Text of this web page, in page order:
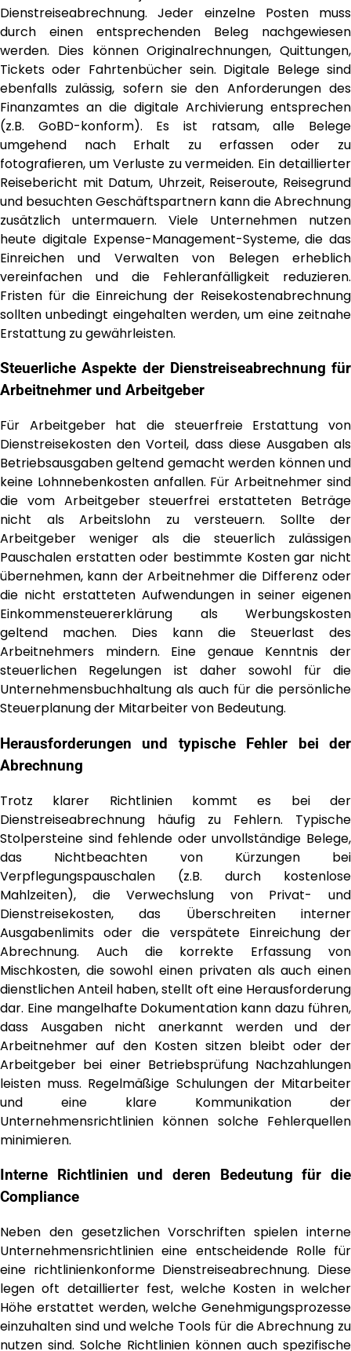
Dienstreiseabrechnung. Jeder einzelne Posten muss
durch einen entsprechenden Beleg nachgewiesen
werden. Dies können Originalrechnungen, Quittungen,
Tickets oder Fahrtenbücher sein. Digitale Belege sind
ebenfalls zulässig, sofern sie den Anforderungen des
Finanzamtes an die digitale Archivierung entsprechen
(z.B. GoBD-konform). Es ist ratsam, alle Belege
umgehend nach Erhalt zu erfassen oder zu
fotografieren, um Verluste zu vermeiden. Ein detaillierter
Reisebericht mit Datum, Uhrzeit, Reiseroute, Reisegrund
und besuchten Geschäftspartnern kann die Abrechnung
zusätzlich untermauern. Viele Unternehmen nutzen
heute digitale Expense-Management-Systeme, die das
Einreichen und Verwalten von Belegen erheblich
vereinfachen und die Fehleranfälligkeit reduzieren.
Fristen für die Einreichung der Reisekostenabrechnung
sollten unbedingt eingehalten werden, um eine zeitnahe
Erstattung zu gewährleisten.
Steuerliche Aspekte der Dienstreiseabrechnung für
Arbeitnehmer und Arbeitgeber
Für Arbeitgeber hat die steuerfreie Erstattung von
Dienstreisekosten den Vorteil, dass diese Ausgaben als
Betriebsausgaben geltend gemacht werden können und
keine Lohnnebenkosten anfallen. Für Arbeitnehmer sind
die vom Arbeitgeber steuerfrei erstatteten Beträge
nicht als Arbeitslohn zu versteuern. Sollte der
Arbeitgeber weniger als die steuerlich zulässigen
Pauschalen erstatten oder bestimmte Kosten gar nicht
übernehmen, kann der Arbeitnehmer die Differenz oder
die nicht erstatteten Aufwendungen in seiner eigenen
Einkommensteuererklärung als Werbungskosten
geltend machen. Dies kann die Steuerlast des
Arbeitnehmers mindern. Eine genaue Kenntnis der
steuerlichen Regelungen ist daher sowohl für die
Unternehmensbuchhaltung als auch für die persönliche
Steuerplanung der Mitarbeiter von Bedeutung.
Herausforderungen und typische Fehler bei der
Abrechnung
Trotz klarer Richtlinien kommt es bei der
Dienstreiseabrechnung häufig zu Fehlern. Typische
Stolpersteine sind fehlende oder unvollständige Belege,
das Nichtbeachten von Kürzungen bei
Verpflegungspauschalen (z.B. durch kostenlose
Mahlzeiten), die Verwechslung von Privat- und
Dienstreisekosten, das Überschreiten interner
Ausgabenlimits oder die verspätete Einreichung der
Abrechnung. Auch die korrekte Erfassung von
Mischkosten, die sowohl einen privaten als auch einen
dienstlichen Anteil haben, stellt oft eine Herausforderung
dar. Eine mangelhafte Dokumentation kann dazu führen,
dass Ausgaben nicht anerkannt werden und der
Arbeitnehmer auf den Kosten sitzen bleibt oder der
Arbeitgeber bei einer Betriebsprüfung Nachzahlungen
leisten muss. Regelmäßige Schulungen der Mitarbeiter
und eine klare Kommunikation der
Unternehmensrichtlinien können solche Fehlerquellen
minimieren.
Interne Richtlinien und deren Bedeutung für die
Compliance
Neben den gesetzlichen Vorschriften spielen interne
Unternehmensrichtlinien eine entscheidende Rolle für
eine richtlinienkonforme Dienstreiseabrechnung. Diese
legen oft detaillierter fest, welche Kosten in welcher
Höhe erstattet werden, welche Genehmigungsprozesse
einzuhalten sind und welche Tools für die Abrechnung zu
nutzen sind. Solche Richtlinien können auch spezifische